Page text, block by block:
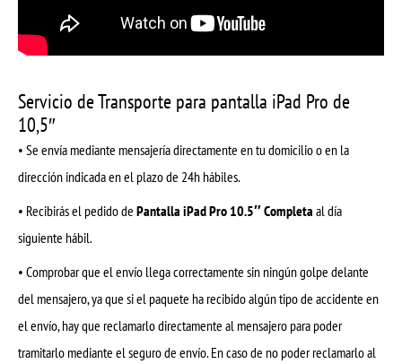
Servicio de Transporte para pantalla iPad Pro de
10,5″
• Se envía mediante mensajería directamente en tu domicilio o en la
dirección indicada en el plazo de 24h hábiles.
• Recibirás el pedido dePantalla iPad Pro 10.5″ Completaal día
siguiente hábil.
• Comprobar que el envío llega correctamente sin ningún golpe delante
del mensajero, ya que si el paquete ha recibido algún tipo de accidente en
el envío, hay que reclamarlo directamente al mensajero para poder
tramitarlo mediante el seguro de envío. En caso de no poder reclamarlo al